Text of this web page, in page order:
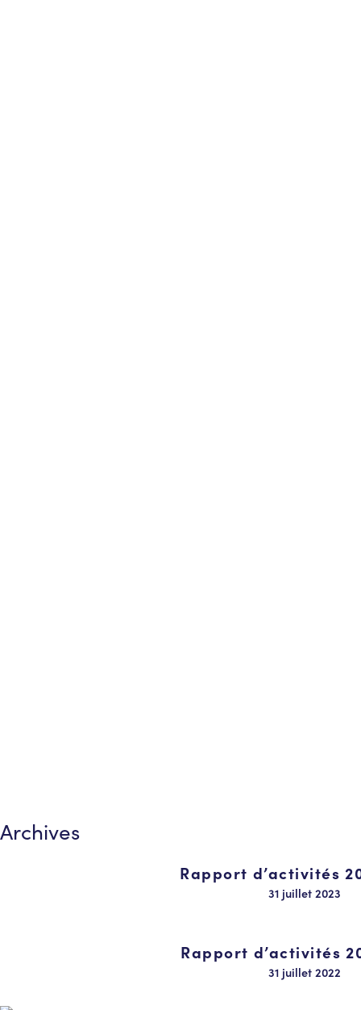
Archives
Rapport d’activités
31 juillet 2023
Rapport d’activités
31 juillet 2022